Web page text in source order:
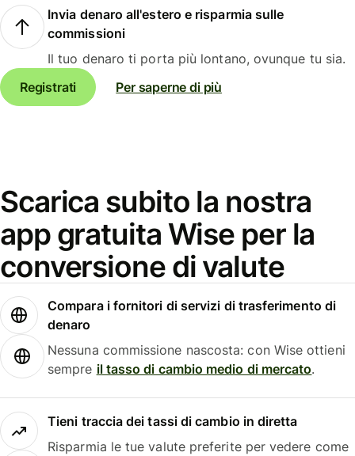
Invia denaro all'estero e risparmia sulle
commissioni
Il tuo denaro ti porta più lontano, ovunque tu sia.
Registrati
Per saperne di più
Scarica subito la nostra
app gratuita Wise per la
conversione di valute
Compara i fornitori di servizi di trasferimento di
denaro
Nessuna commissione nascosta: con Wise ottieni
sempre il tasso di cambio medio di mercato.
Tieni traccia dei tassi di cambio in diretta
Risparmia le tue valute preferite per vedere come